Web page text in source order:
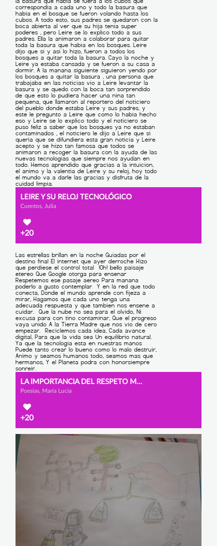
LEIRE Y SU RELOJ TECNOLÓGICO
Cuentos, Julia
+20
LA IMPORTANCIA DEL RESPETO MUTUO EN EL MUNDO DIGITAL
Poesías, María Lucía
+20